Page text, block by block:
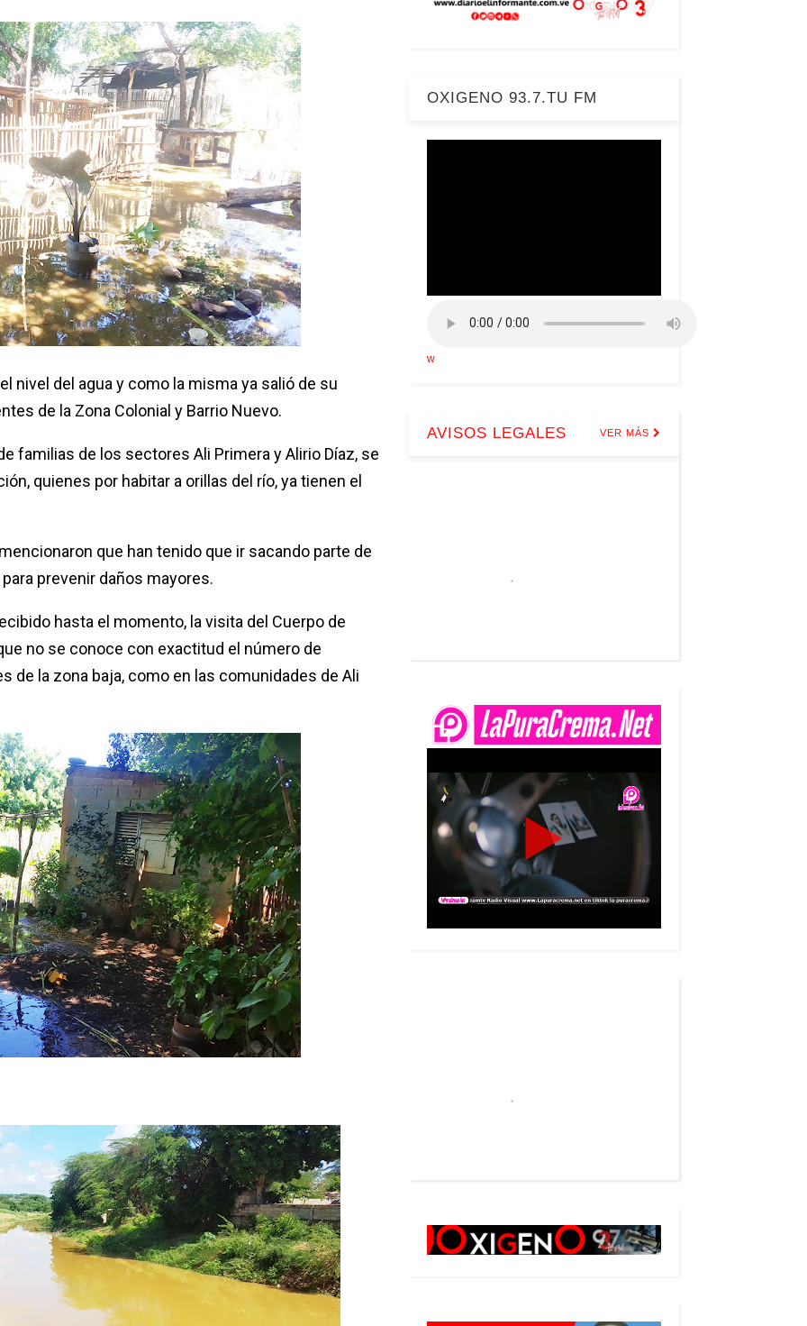
nivel del agua y como la misma ya salió de su
de la Zona Colonial y Barrio Nuevo.
familias de los sectores Ali Primera y Alirio Díaz, se
quienes por habitar a orillas del río, ya tienen el
que han tenido que ir sacando parte de
prevenir daños mayores.
hasta el momento, la visita del Cuerpo de
no se conoce con exactitud el número de
la zona baja, como en las comunidades de Ali
OXIGENO 93.7.TU FM
w
AVISOS LEGALES VER MÁS